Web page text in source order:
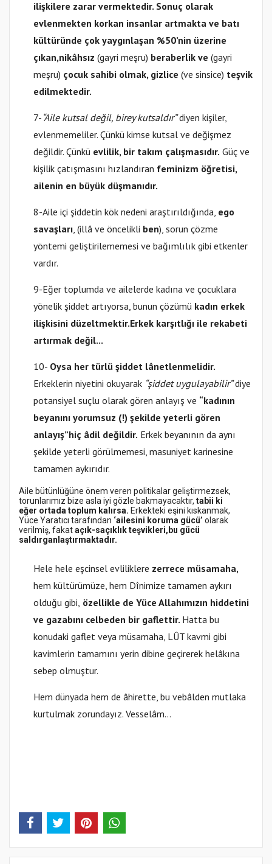
ilişkilere zarar vermektedir. Sonuç olarak
evlenmekten korkan insanlar artmakta ve batı
kültüründe çok yaygınlaşan %50’nin üzerine
çıkan,nikâhsız (gayri meşru) beraberlik ve (gayri
meşru) çocuk sahibi olmak, gizlice (ve sinsice) teşvik
edilmektedir.
7- “Aile kutsal değil, birey kutsaldır”diyen kişiler,
evlenmemeliler. Çünkü kimse kutsal ve değişmez
değildir. Çünkü evlilik, bir takım çalışmasıdır. Güç ve
kişilik çatışmasını hızlandıran feminizm öğretisi,
ailenin en büyük düşmanıdır.
8-Aile içi şiddetin kök nedeni araştırıldığında, ego
savaşları, (illâ ve öncelikli ben), sorun çözme
yöntemi geliştirilememesi ve bağımlılık gibi etkenler
vardır.
9-Eğer toplumda ve ailelerde kadına ve çocuklara
yönelik şiddet artıyorsa, bunun çözümü kadın erkek
ilişkisini düzeltmektir.Erkek karşıtlığı ile rekabeti
artırmak değil...
10- Oysa her türlü şiddet lânetlenmelidir.
Erkeklerin niyetini okuyarak “şiddet uygulayabilir”diye
potansiyel suçlu olarak gören anlayış ve “kadının
beyanını yorumsuz (!) şekilde yeterli gören
anlayış”hiç âdil değildir. Erkek beyanının da aynı
şekilde yeterli görülmemesi, masuniyet karinesine
tamamen aykırıdır.
Aile bütünlüğüne önem veren politikalar geliştirmezsek,
torunlarımız bize asla iyi gözle bakmayacaktır, tabii ki
eğer ortada toplum kalırsa. Erkekteki eşini kıskanmak,
Yüce Yaratıcı tarafından ‘ailesini koruma gücü’ olarak
verilmiş, fakataçık-saçıklık teşvikleri, bu gücü
saldırganlaştırmaktadır.
Hele hele eşcinsel evliliklere zerrece müsamaha,
hem kültürümüze, hem Dînimize tamamen aykırı
olduğu gibi, özellikle de Yüce Allahımızın hiddetini
ve gazabını celbeden bir gaflettir. Hatta bu
konudaki gaflet veya müsamaha, LÛT kavmi gibi
kavimlerin tamamını yerin dibine geçirerek helâkına
sebep olmuştur.
Hem dünyada hem de âhirette, bu vebâlden mutlaka
kurtulmak zorundayız. Vesselâm…